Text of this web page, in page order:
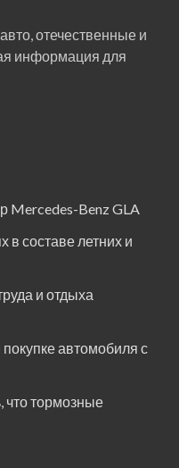
отечественные и
информация для
Mercedes-Benz GLA
в составе летних и
и отдыха
автомобиля с
что тормозные